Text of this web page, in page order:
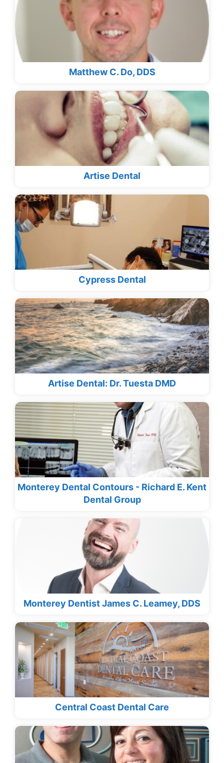
Matthew C. Do, DDS
Artise Dental
Cypress Dental
Artise Dental: Dr. Tuesta DMD
Monterey Dental Contours - Richard E. Kent
Dental Group
Monterey Dentist James C. Leamey, DDS
Central Coast Dental Care